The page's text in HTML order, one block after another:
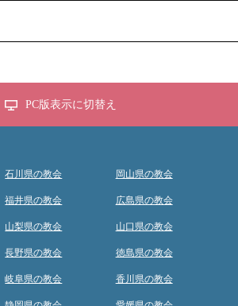
PC版表示に切替え
石川県の教会
福井県の教会
山梨県の教会
長野県の教会
岐阜県の教会
岡山県の教会
広島県の教会
山口県の教会
徳島県の教会
香川県の教会